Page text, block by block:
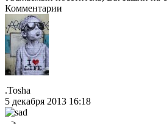
Комментарии
.Tosha
5 декабря 2013 16:18